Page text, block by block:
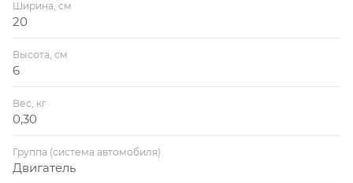
Ширина, см
20
Высота, см
6
Вес, кг
0,30
Группа (система автомобиля)
Двигатель